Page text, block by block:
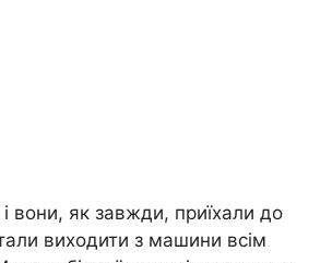
і вони, як завжди, приїхали до
виходити з машини всім